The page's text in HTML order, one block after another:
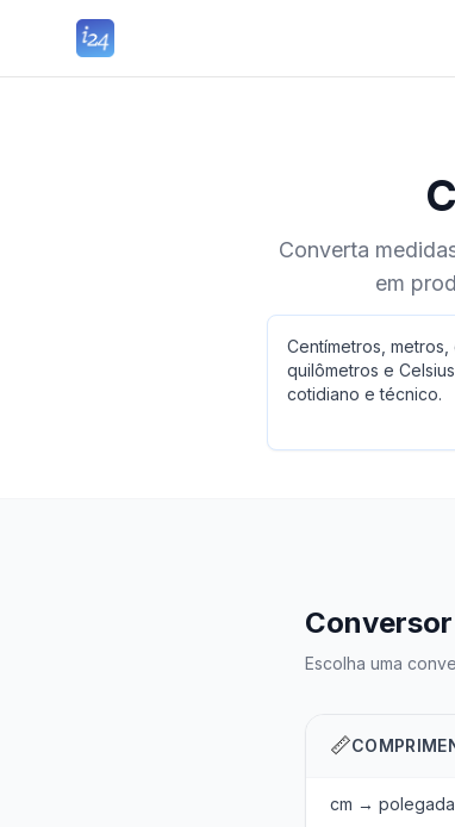
Converta
em
Centímetros, metros,
quilômetros e
cotidiano e técnico.
Escolha uma
📏
cm → polegada